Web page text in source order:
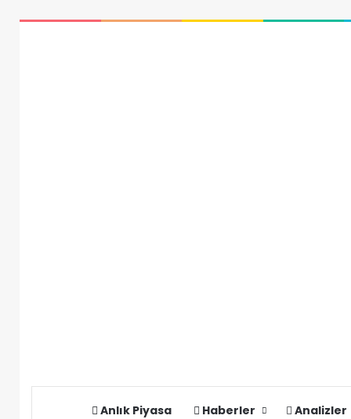
Anlık Piyasa Haberler Analizler